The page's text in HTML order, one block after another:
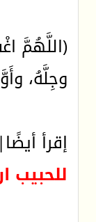
(اللَّهُمَّ
وجِلَّهُ،
إقرأ
للحبيب